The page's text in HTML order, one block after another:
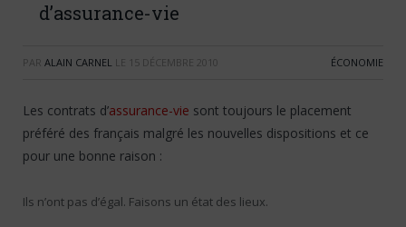
d’assurance-vie
PAR ALAIN CARNEL LE 15 DÉCEMBRE 2010 ÉCONOMIE
Les contrats d’assurance-vie sont toujours le placement
préféré des français malgré les nouvelles dispositions et ce
pour une bonne raison :
Ils n’ont pas d’égal. Faisons un état des lieux.